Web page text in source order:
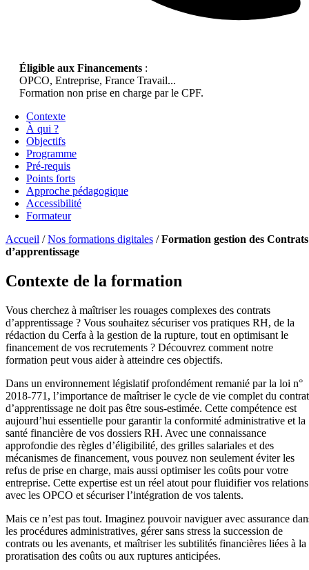
Éligible aux Financements :
OPCO, Entreprise, France Travail...
Formation non prise en charge par le CPF.
Contexte
À qui ?
Objectifs
Programme
Pré-requis
Points forts
Approche pédagogique
Accessibilité
Formateur
Accueil /Nos formations digitales /Formation gestion des Contrats
d’apprentissage
Contexte de la formation
Vous cherchez à maîtriser les rouages complexes des contrats
d’apprentissage ? Vous souhaitez sécuriser vos pratiques RH, de la
rédaction du Cerfa à la gestion de la rupture, tout en optimisant le
financement de vos recrutements ? Découvrez comment notre
formation peut vous aider à atteindre ces objectifs.
Dans un environnement législatif profondément remanié par la loi n°
2018-771, l’importance de maîtriser le cycle de vie complet du contrat
d’apprentissage ne doit pas être sous-estimée. Cette compétence est
aujourd’hui essentielle pour garantir la conformité administrative et la
santé financière de vos dossiers RH. Avec une connaissance
approfondie des règles d’éligibilité, des grilles salariales et des
mécanismes de financement, vous pouvez non seulement éviter les
refus de prise en charge, mais aussi optimiser les coûts pour votre
entreprise. Cette expertise est un réel atout pour fluidifier vos relations
avec les OPCO et sécuriser l’intégration de vos talents.
Mais ce n’est pas tout. Imaginez pouvoir naviguer avec assurance
les procédures administratives, gérer sans stress la succession de
contrats ou les avenants, et maîtriser les subtilités financières liées à la
proratisation des coûts ou aux ruptures anticipées.